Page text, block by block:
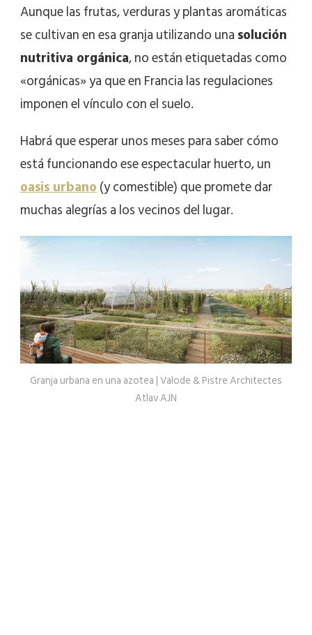
Aunque las frutas, verduras y plantas aromáticas
se cultivan en esa granja utilizando unasolución
nutritiva orgánica, no están etiquetadas como
«orgánicas» ya que en Francia las regulaciones
imponen el vínculo con el suelo.
Habrá que esperar unos meses para saber cómo
está funcionando ese espectacular huerto, un
oasis urbano(y comestible) que promete dar
muchas alegrías a los vecinos del lugar.
Granja urbana en una azotea | Valode & Pistre Architectes
Atlav AJN